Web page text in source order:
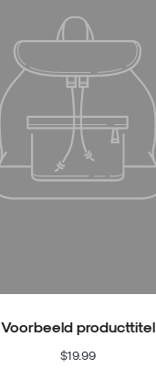
Voorbeeld producttitel
$19.99